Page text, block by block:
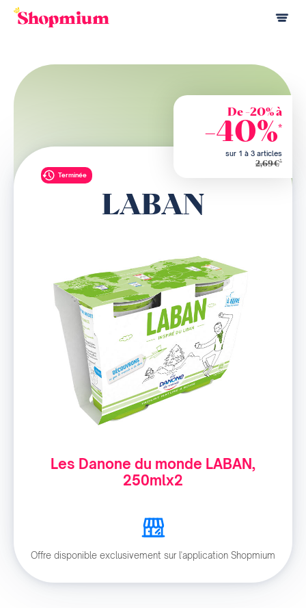
Terminée
Les Danone du monde LABAN,
250mlx2
Offre disponible exclusivement sur l'application Shopmium
LABAN
De -20% à
-40%*
sur 1 à 3 articles
2,69€*